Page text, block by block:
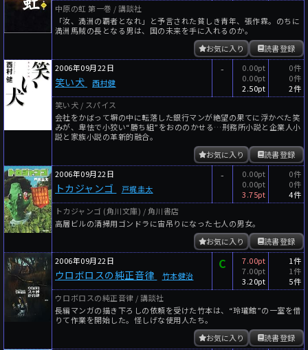
中原の虹 第一巻 / 講談社
「汝、満洲の覇者となれ」と予言された貧しき青年、張作霖。のちに
満洲馬賊の長となる男は、国の未来を手に入れるのか。
読書登録
お気に入り
2006年09月22日
笑い犬 西村健
-
0.00pt
0.00pt
2.50pt
0件
0件
2件
笑い犬 / スパイス
会社をかばって塀の中に転落した銀行マンが絶望の果てに浮かべた笑
みが、卑怯で小狡い“勝ち組”をおののかせる…刑務所小説と企業人小
説と家族小説の革新的融合。
読書登録
お気に入り
2006年09月22日
トカジャンゴ 戸梶圭太
-
0.00pt
0.00pt
3.75pt
0件
0件
4件
トカジャンゴ (角川文庫) / 角川書店
高層ビルの清掃用ゴンドラに宙吊りになった七人の男女。
読書登録
お気に入り
2006年09月22日
ウロボロスの純正音律 竹本健治
C
7.00pt
7.00pt
3.20pt
1件
1件
5件
ウロボロスの純正音律 / 講談社
長編マンガの描き下ろしの依頼を受けた竹本は、“玲瓏館”の一室を借
りて作業を開始した。怪しげな使用人たち。
読書登録
お気に入り